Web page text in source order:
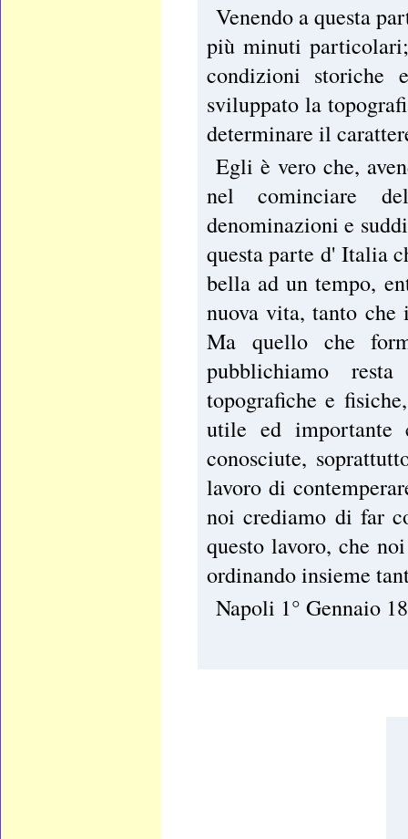
Venendo a questa
più minuti
condizioni storiche
sviluppato la
determinare il
Egli è vero che,
nel cominciare
denominazioni e
questa parte d' Italia
bella ad un tempo,
nuova vita, tanto
Ma quello che
pubblichiamo
topografiche e
utile ed importante
conosciute,
lavoro di
noi crediamo di far
questo lavoro, che
ordinando insieme
Napoli 1° Gennaio